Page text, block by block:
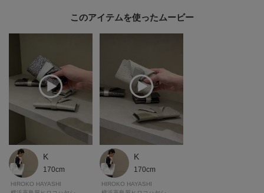
このアイテムを使ったムービー
K
170cm
HIROKO HAYASHI
K
170cm
HIROKO HAYASHI